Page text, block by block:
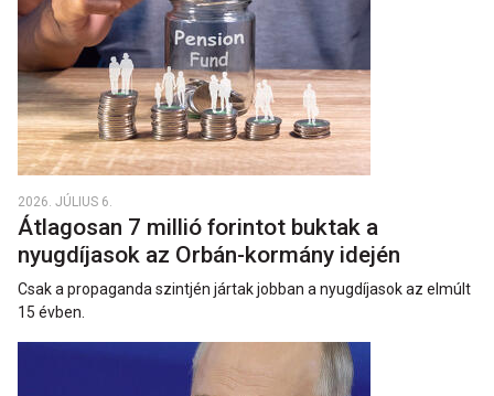
2026. JÚLIUS 6.
Átlagosan 7 millió forintot buktak a
nyugdíjasok az Orbán-kormány idején
Csak a propaganda szintjén jártak jobban a nyugdíjasok az elmúlt
15 évben.